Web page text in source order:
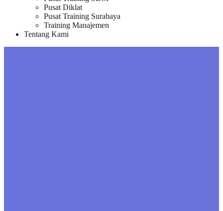
Pusat Diklat
Pusat Training Surabaya
Training Manajemen
Tentang Kami